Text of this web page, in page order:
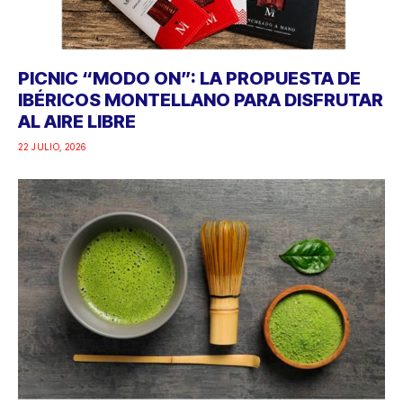
PICNIC “MODO ON”: LA PROPUESTA DE
IBÉRICOS MONTELLANO PARA DISFRUTAR
AL AIRE LIBRE
22 JULIO, 2026